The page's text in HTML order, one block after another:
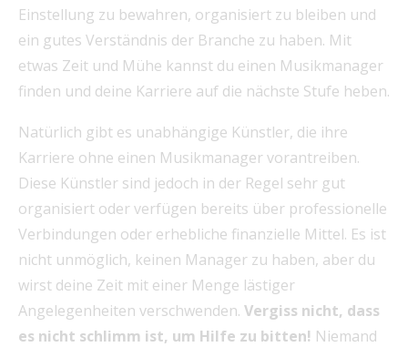
Einstellung zu bewahren, organisiert zu bleiben und
ein gutes Verständnis der Branche zu haben. Mit
etwas Zeit und Mühe kannst du einen Musikmanager
finden und deine Karriere auf die nächste Stufe heben.
Natürlich gibt es unabhängige Künstler, die ihre
Karriere ohne einen Musikmanager vorantreiben.
Diese Künstler sind jedoch in der Regel sehr gut
organisiert oder verfügen bereits über professionelle
Verbindungen oder erhebliche finanzielle Mittel. Es ist
nicht unmöglich, keinen Manager zu haben, aber du
wirst deine Zeit mit einer Menge lästiger
Angelegenheiten verschwenden. Vergiss nicht, dass
es nicht schlimm ist, um Hilfe zu bitten! Niemand